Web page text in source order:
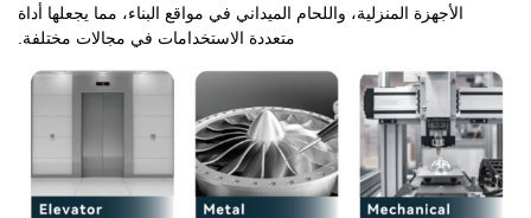
الأجهزة المنزلية، واللحام الميداني في مواقع البناء، مما يجعلها أداة
متعددة الاستخدامات في مجالات مختلفة.